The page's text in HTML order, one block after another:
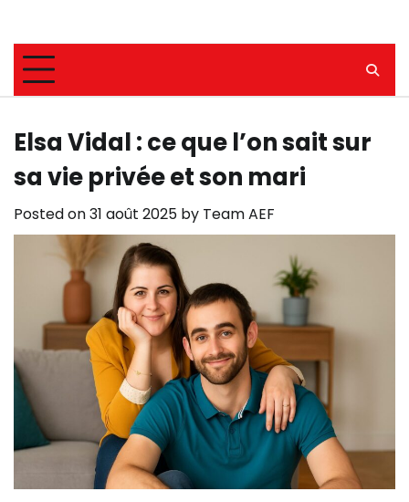
Elsa Vidal : ce que l’on sait sur
sa vie privée et son mari
Posted on31 août 2025 by Team AEF